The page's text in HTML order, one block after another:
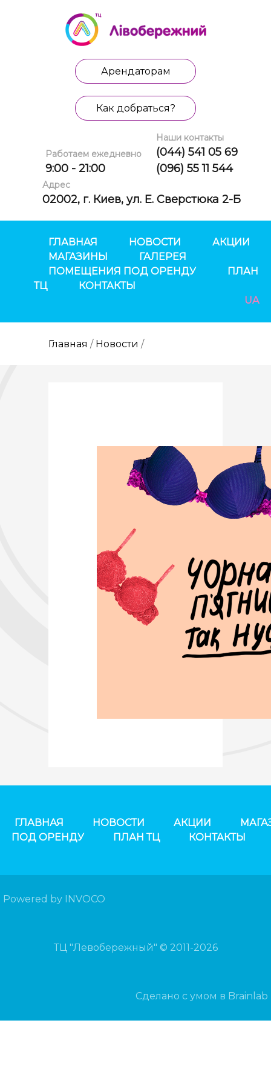
Арендаторам
Как добраться?
Работаем ежедневно
9:00 - 21:00
Наши контакты
(044) 541 05 69
(096) 55 11 544
Адрес
02002, г. Киев, ул. Е. Сверстюка 2-Б
ГЛАВНАЯ НОВОСТИ
АКЦИИ
МАГАЗИНЫ
ГАЛЕРЕЯ
ПОМЕЩЕНИЯ ПОД ОРЕНДУ
ПЛАН
ТЦ
КОНТАКТЫ
UA
Главная / Новости /
ГЛАВНАЯ НОВОСТИ АКЦИИ
ПОД ОРЕНДУ
ПЛАН ТЦ КОНТАКТЫ
Powered by INVOCO
ТЦ "Левобережный" © 2011-2026
Сделано с умом в Brainlab